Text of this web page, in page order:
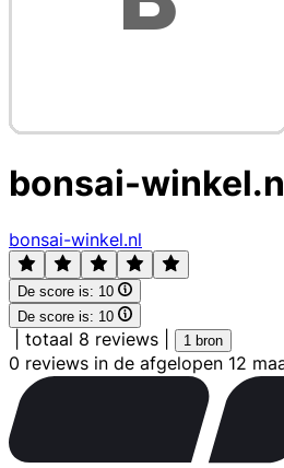
bonsai-
bonsai-winkel.nl
De score is: 10
De score is: 10
totaal 8 reviews 1 bron
0 reviews in de afgelopen 12